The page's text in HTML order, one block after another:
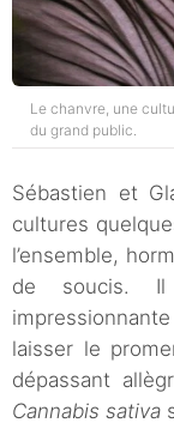
Le chanvre, une
du grand public.
Sébastien et
cultures
l’ensemble,
de soucis.
laisser le
dépassant
Cannabis sativa